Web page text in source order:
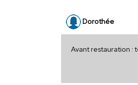
Dorothée
Avant restauration :